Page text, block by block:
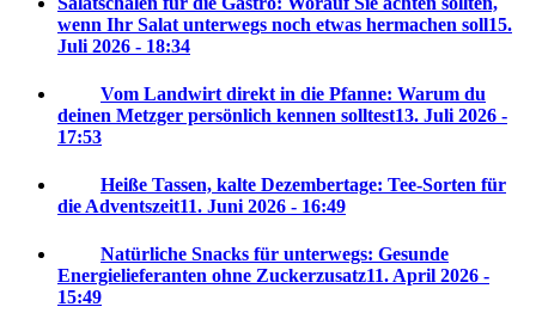
wenn Ihr Salat unterwegs noch etwas hermachen soll15.
Juli 2026 - 18:34
Vom Landwirt direkt in die Pfanne: Warum du
deinen Metzger persönlich kennen solltest13. Juli 2026 -
17:53
Heiße Tassen, kalte Dezembertage: Tee-Sorten für
die Adventszeit11. Juni 2026 - 16:49
Natürliche Snacks für unterwegs: Gesunde
Energielieferanten ohne Zuckerzusatz11. April 2026 -
15:49